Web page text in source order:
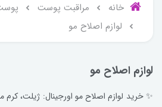
خانه مراقبت پوست
لوازم اصلاح مو
لوازم اصلاح مو
✨ خرید لوازم اصلاح مو اورجینال: ژیلت،